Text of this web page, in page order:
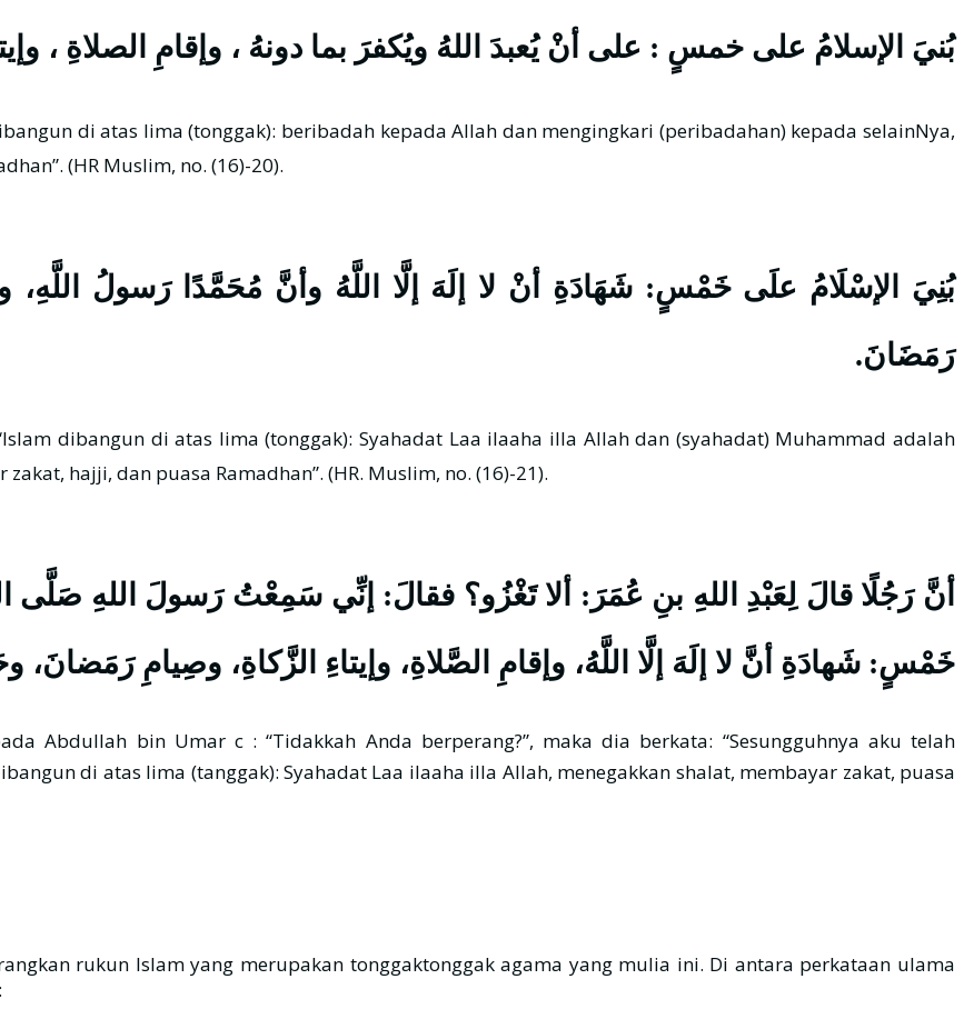
بُنيَ الإسلامُ على خمسٍ : على أنْ يُعبدَ اللهُ ويُكفرَ بما دونهُ ، وإقامِ الصلاةِ ،
(HR Muslim, no. (16)-20).
بُنِيَ الإسْلَامُ علَى خَمْسٍ: شَهَادَةِ أنْ لا إلَهَ إلَّا اللَّهُ وأنَّ مُحَمَّدًا رَسولُ اللَّهِ،
رَمَضَانَ.
hajji, dan puasa Ramadhan”. (HR. Muslim, no. (16)-21).
أنَّ رَجُلًا قالَ لِعَبْدِ اللهِ بنِ عُمَرَ: ألا تَغْزُو؟ فقالَ: إنِّي سَمِعْتُ رَسولَ اللهِ صَلَّى
خَمْسٍ: شَهادَةِ أنَّ لا إلَهَ إلَّا اللَّهُ، وإقامِ الصَّلاةِ، وإيتاءِ الزَّكاةِ، وصِيامِ رَمَضانَ،
Abdullah bin Umar c : “Tidakkah Anda berperang?”, maka dia berkata: “Sesungguhnya aku telah
rukun Islam yang merupakan tonggaktonggak agama yang mulia ini. Di antara perkataan ulama